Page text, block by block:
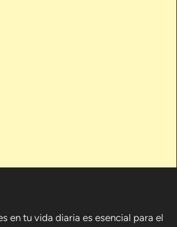
en tu vida diaria es esencial para el